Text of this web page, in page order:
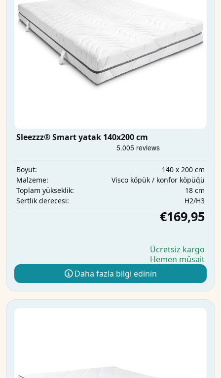
Sleezzz® Smart yatak 140x200 cm
Boyut:
140 x 200 cm
Malzeme:
Visco köpük / konfor köpüğü
Toplam yükseklik:
18 cm
Sertlik derecesi:
H2/H3
€169,95
Ücretsiz kargo
Hemen müsait
Daha fazla bilgi edinin